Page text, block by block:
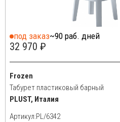
под заказ~90 раб. дней
32 970 ₽
Frozen
Табурет пластиковый барный
PLUST, Италия
Артикул: